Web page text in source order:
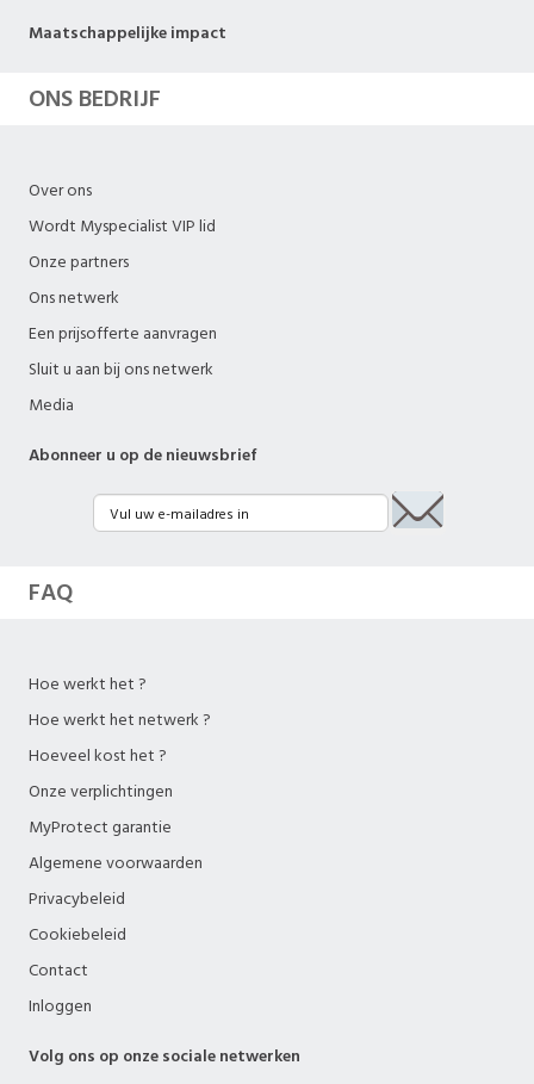
Maatschappelijke impact
ONS BEDRIJF
Over ons
Wordt Myspecialist VIP lid
Onze partners
Ons netwerk
Een prijsofferte aanvragen
Sluit u aan bij ons netwerk
Media
Abonneer u op de nieuwsbrief
FAQ
Hoe werkt het ?
Hoe werkt het netwerk ?
Hoeveel kost het ?
Onze verplichtingen
MyProtect garantie
Algemene voorwaarden
Privacybeleid
Cookiebeleid
Contact
Inloggen
Volg ons op onze sociale netwerken